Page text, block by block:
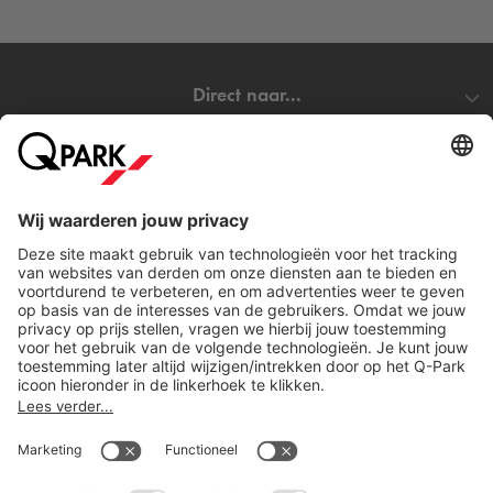
Dit is een hotel voor reizigers met oog voor kwaliteit, sfeer en
Verblijf je in Hotel Monastère en wil je verzekerd zijn van
een parkeerplaats? Reserveer dan eenvoudig je
parkeerplaats bijQ-Park
aanbod vanparkeergarages in Maastricht
Wat kost het om in de buurt van het Hotel
Monastère in Maastricht te parkeren?
BijQ-ParkBassin parkeer je al vanaf€28,50 per dag.
Reserveer vooraf online je parkeerplaats en ben verzekerd
basis van je kenteken en je hoeft niet meer langs de
Direct naar...
Copyright